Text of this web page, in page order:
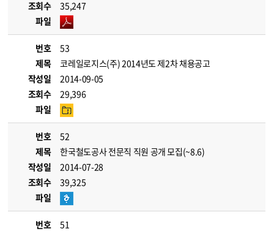
조회수
35,247
파일
번호
53
제목
코레일로지스(주) 2014년도 제2차 채용공고
작성일
2014-09-05
조회수
29,396
파일
번호
52
제목
한국철도공사 전문직 직원 공개 모집(~8.6)
작성일
2014-07-28
조회수
39,325
파일
번호
51